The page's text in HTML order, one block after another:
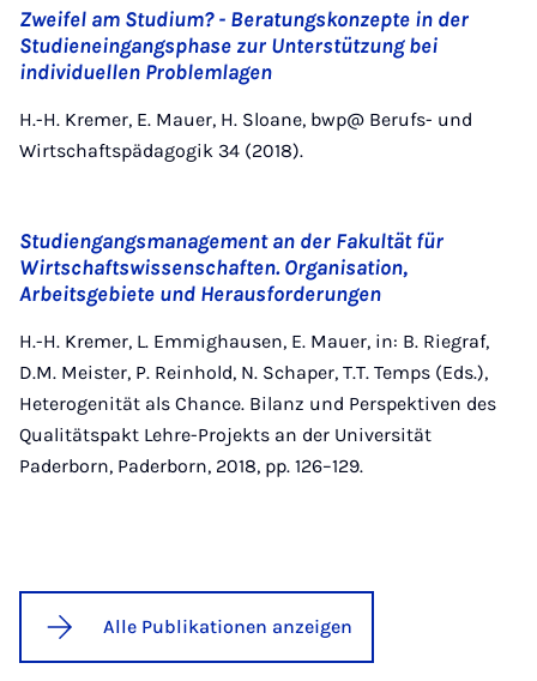
Zweifel am Studium? - Beratungskonzepte in der
Studieneingangsphase zur Unterstützung bei
individuellen Problemlagen
H.-H. Kremer, E. Mauer, H. Sloane, bwp@ Berufs- und
Wirtschaftspädagogik 34 (2018).
Studiengangsmanagement an der Fakultät für
Wirtschaftswissenschaften. Organisation,
Arbeitsgebiete und Herausforderungen
H.-H. Kremer, L. Emmighausen, E. Mauer, in: B. Riegraf,
D.M. Meister, P. Reinhold, N. Schaper, T.T. Temps (Eds.),
Heterogenität als Chance. Bilanz und Perspektiven des
Qualitätspakt Lehre-Projekts an der Universität
Paderborn, Paderborn, 2018, pp. 126–129.
Alle Publikationen anzeigen